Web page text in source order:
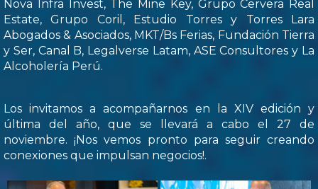
Nova Infra Invest, The Mine Key, Grupo Cervera Real
Estate, Grupo Coril, Estudio Torres y Torres Lara
Abogados & Asociados, MKT/Bs Ferias, Fundación Tierra
y Ser, Canal B, Legalverse Latam, ASE Consultores y La
Alcoholería Perú.
Los invitamos a acompañarnos en la XIV edición y
última del año, que se llevará a cabo el 27 de
noviembre. ¡Nos vemos pronto para seguir creando
conexiones que impulsan negocios!.